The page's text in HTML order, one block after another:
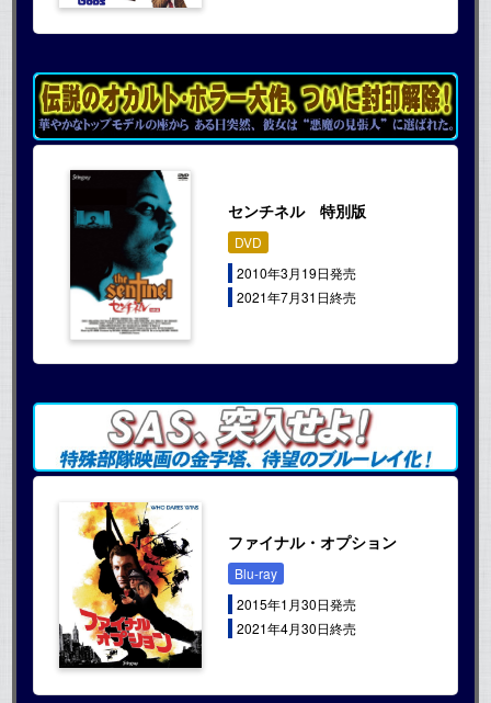
センチネル 特別版
DVD
2010年3月19日発売
2021年7月31日終売
ファイナル・オプション
Blu-ray
2015年1月30日発売
2021年4月30日終売